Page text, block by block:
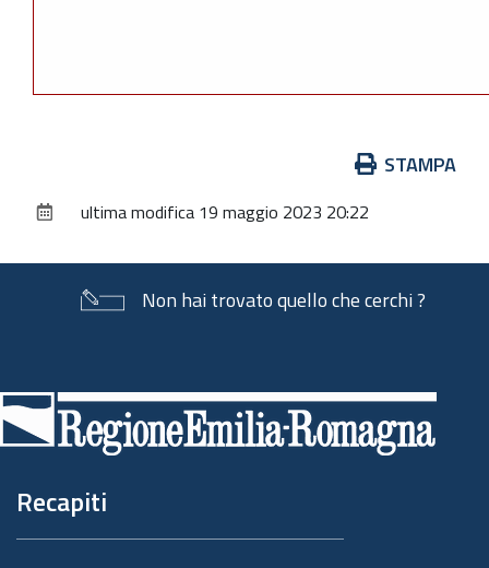
documento
STAMPA
ultima modifica 19 maggio 2023 20:22
Non hai trovato quello che cerchi ?
di
pagina
Recapiti